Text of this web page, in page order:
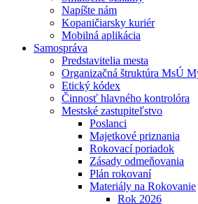
Napíšte nám
Kopaničiarsky kuriér
Mobilná aplikácia
Samospráva
Predstavitelia mesta
Organizačná štruktúra MsÚ
Etický kódex
Činnosť hlavného kontrolóra
Mestské zastupiteľstvo
Poslanci
Majetkové priznania
Rokovací poriadok
Zásady odmeňovania
Plán rokovaní
Materiály na Rokovanie
Rok 2026